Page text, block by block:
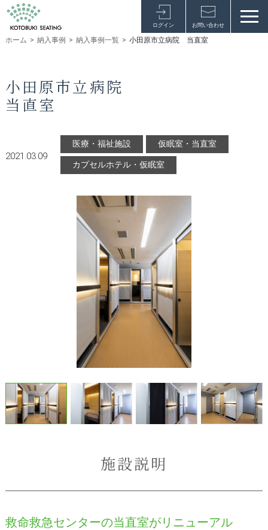
ログイン お問い合わせ
ホーム > 納入事例 > 納入事例一覧 > 小田原市立病院 当直室
小田原市立病院
当直室
2021.03.09
医療・福祉施設 仮眠室・当直室
カプセルホテル・仮眠室
施設説明
救命救急センターの当直室がリニューアル